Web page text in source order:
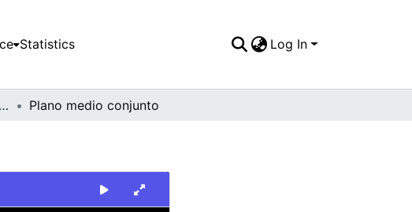
Statistics Log In
FCCV - Retratos de Familia - Patrimonial Plano medio conjunto